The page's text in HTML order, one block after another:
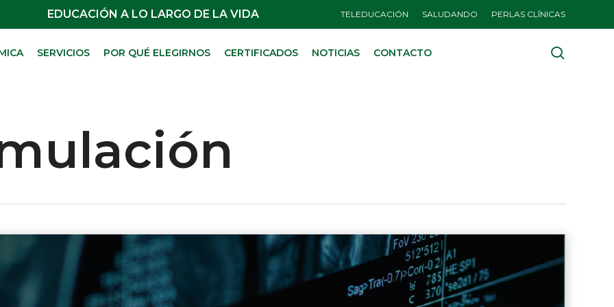
EDUCACIÓN A LO LARGO DE LA VIDA TELEDUCACIÓN SALUDANDO PERLAS CLÍNICAS
SERVICIOS POR QUÉ ELEGIRNOS CERTIFICADOS NOTICIAS CONTACTO